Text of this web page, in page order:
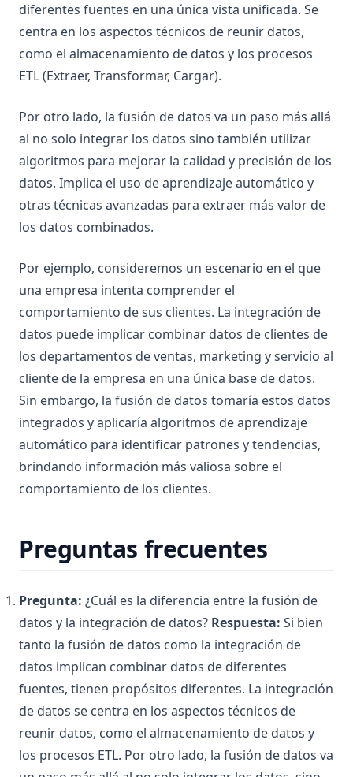
diferentes fuentes en una única vista unificada. Se
centra en los aspectos técnicos de reunir datos,
como el almacenamiento de datos y los procesos
ETL (Extraer, Transformar, Cargar).
Por otro lado, la fusión de datos va un paso más allá
al no solo integrar los datos sino también utilizar
algoritmos para mejorar la calidad y precisión de los
datos. Implica el uso de aprendizaje automático y
otras técnicas avanzadas para extraer más valor de
los datos combinados.
Por ejemplo, consideremos un escenario en el que
una empresa intenta comprender el
comportamiento de sus clientes. La integración de
datos puede implicar combinar datos de clientes de
los departamentos de ventas, marketing y servicio al
cliente de la empresa en una única base de datos.
Sin embargo, la fusión de datos tomaría estos datos
integrados y aplicaría algoritmos de aprendizaje
automático para identificar patrones y tendencias,
brindando información más valiosa sobre el
comportamiento de los clientes.
Preguntas frecuentes
Pregunta: ¿Cuál es la diferencia entre la fusión de
datos y la integración de datos? Respuesta: Si bien
tanto la fusión de datos como la integración de
datos implican combinar datos de diferentes
fuentes, tienen propósitos diferentes. La integración
de datos se centra en los aspectos técnicos de
reunir datos, como el almacenamiento de datos y
los procesos ETL. Por otro lado, la fusión de datos va